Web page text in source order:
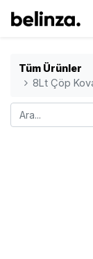
Tüm Ürünler
8Lt Çöp